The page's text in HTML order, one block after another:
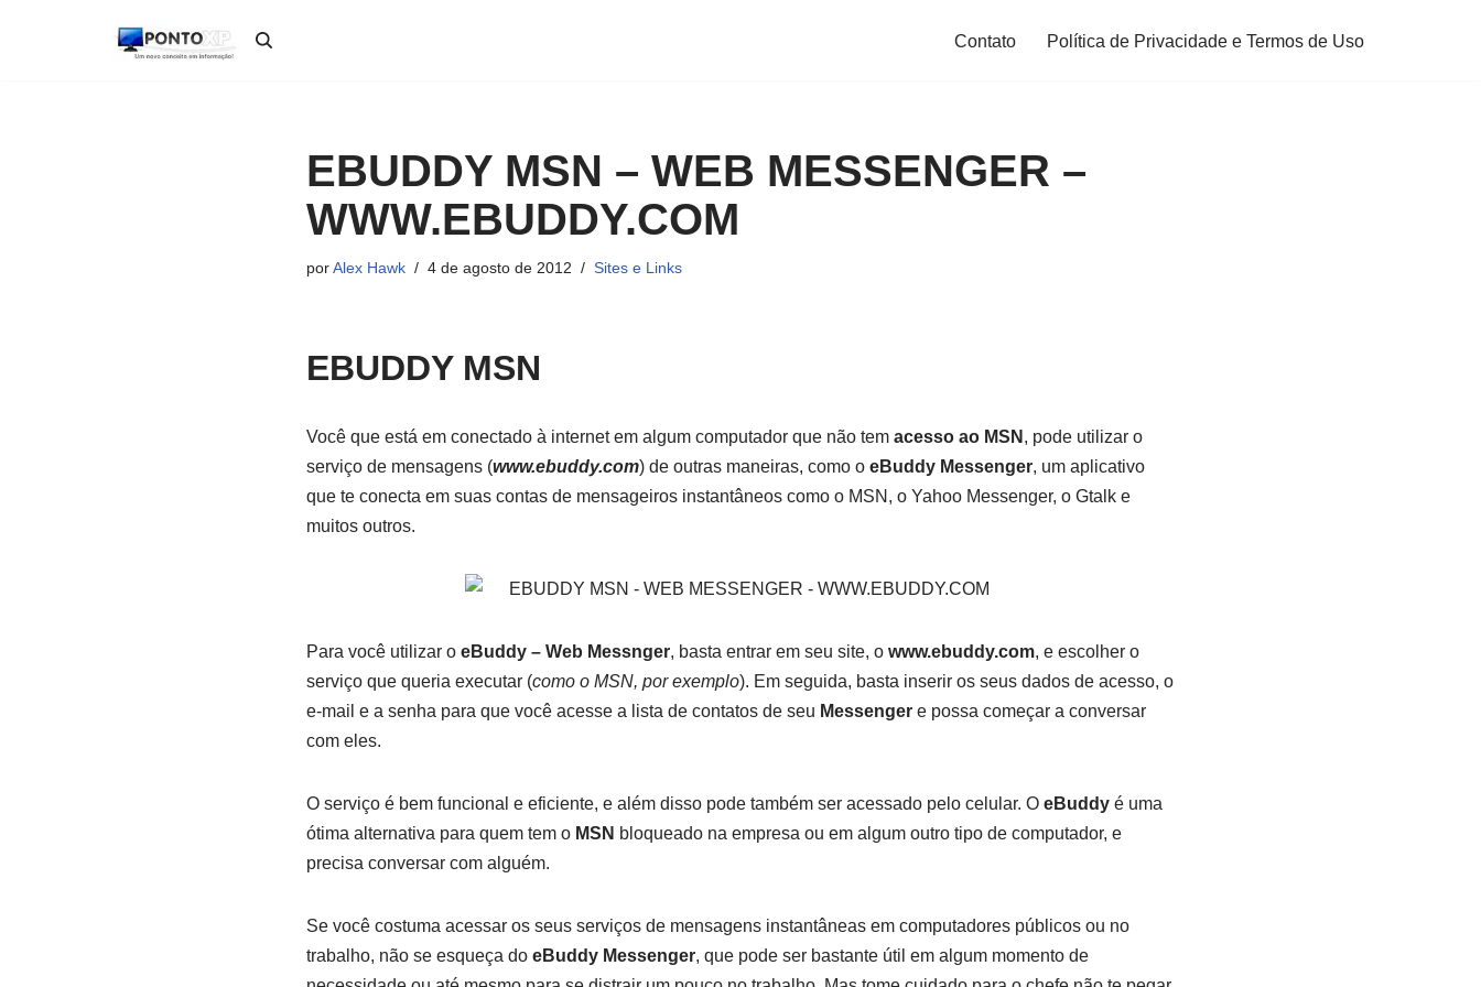
Contato Política de Privacidade e Termos de Uso
EBUDDY MSN – WEB MESSENGER –
WWW.EBUDDY.COM
porAlex Hawk 4 de agosto de 2012 Sites e Links
EBUDDY MSN
Você que está em conectado à internet em algum computador que não tem acesso ao MSN , pode utilizar o
serviço de mensagens (www.ebuddy.com) de outras maneiras, como o eBuddy Messenger, um aplicativo
que te conecta em suas contas de mensageiros instantâneos como o MSN, o Yahoo Messenger, o Gtalk e
muitos outros.
Para você utilizar o eBuddy – Web Messnger, basta entrar em seu site, o www.ebuddy.com, e escolher o
serviço que queria executar (como o MSN, por exemplo). Em seguida, basta inserir os seus dados de acesso, o
e-mail e a senha para que você acesse a lista de contatos de seu Messengere possa começar a conversar
com eles.
O serviço é bem funcional e eficiente, e além disso pode também ser acessado pelo celular. O eBuddyé uma
ótima alternativa para quem tem o MSN bloqueado na empresa ou em algum outro tipo de computador, e
precisa conversar com alguém.
Se você costuma acessar os seus serviços de mensagens instantâneas em computadores públicos ou no
trabalho, não se esqueça do eBuddy Messenger, que pode ser bastante útil em algum momento de